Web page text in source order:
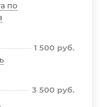
по
1 500руб.
3 500руб.